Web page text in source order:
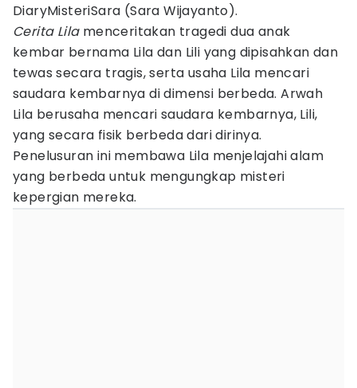
DiaryMisteriSara (Sara Wijayanto).
Cerita Lila menceritakan tragedi dua anak
kembar bernama Lila dan Lili yang dipisahkan dan
tewas secara tragis, serta usaha Lila mencari
saudara kembarnya di dimensi berbeda. Arwah
Lila berusaha mencari saudara kembarnya, Lili,
yang secara fisik berbeda dari dirinya.
Penelusuran ini membawa Lila menjelajahi alam
yang berbeda untuk mengungkap misteri
kepergian mereka.